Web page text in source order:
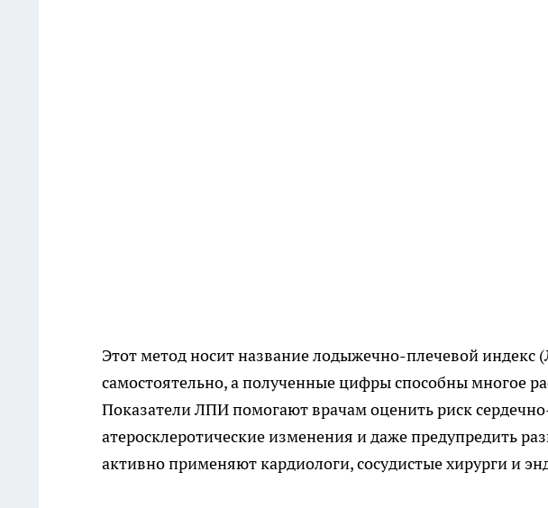
Этот метод носит название лодыжечно-плечевой индекс
самостоятельно, а полученные цифры способны многое
Показатели ЛПИ помогают врачам оценить риск
атеросклеротические изменения и даже предупредить
активно применяют кардиологи, сосудистые хирурги и